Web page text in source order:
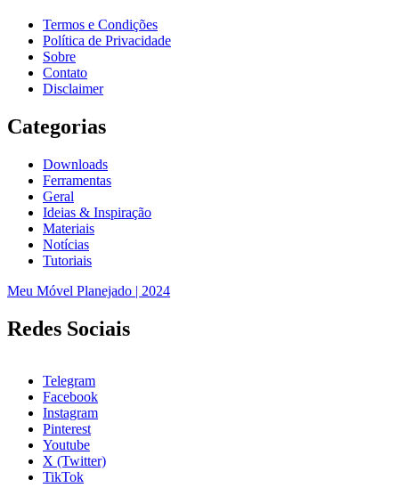
Termos e Condições
Política de Privacidade
Sobre
Contato
Disclaimer
Categorias
Downloads
Ferramentas
Geral
Ideias & Inspiração
Materiais
Notícias
Tutoriais
Meu Móvel Planejado | 2024
Redes Sociais
Telegram
Facebook
Instagram
Pinterest
Youtube
X (Twitter)
TikTok